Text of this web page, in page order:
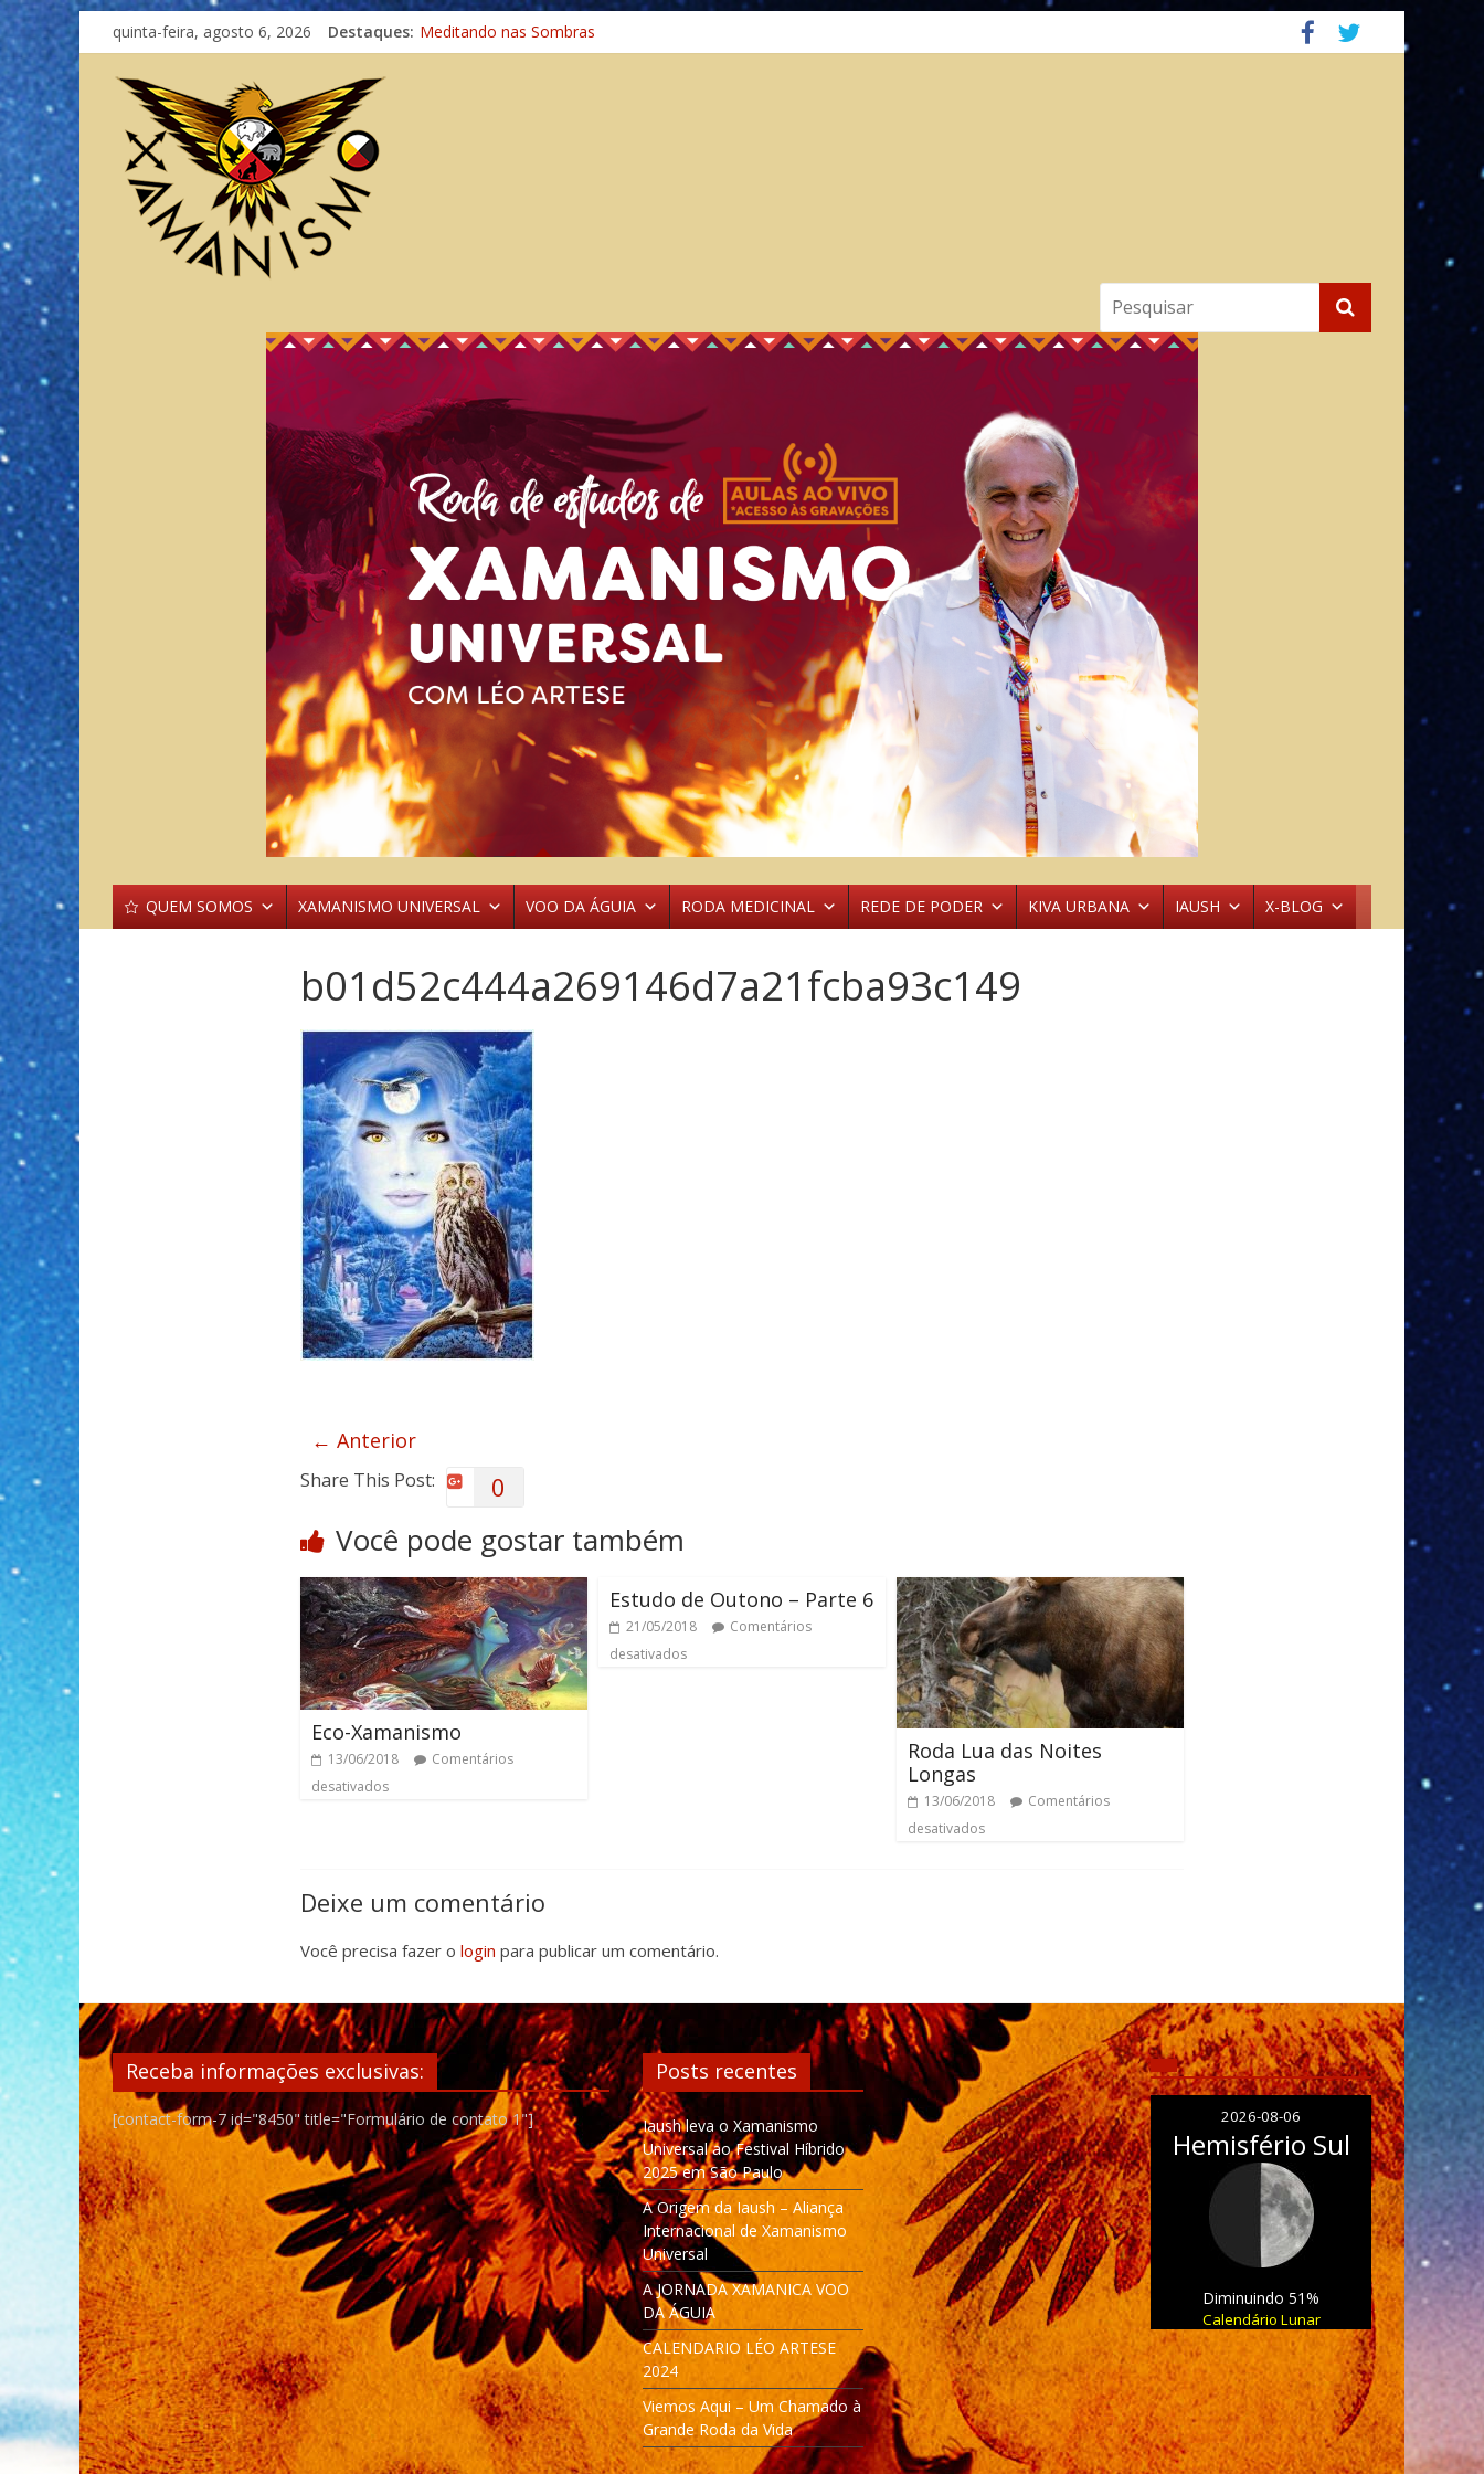
quinta-feira, agosto 6, 2026 Destaques: Meditando nas Sombras
Autosuficiência: A Jornada do Espírito Ancestral
QUEM SOMOS XAMANISMO UNIVERSAL VOO DA ÁGUIA RODA MEDICINAL REDE DE PODER KIVA URBANA IAUSH X-BLOG
b01d52c444a269146d7a21fcba93c149
← Anterior
Share This Post: 0
Você pode gostar também
Eco-Xamanismo
13/06/2018
Comentários
desativados
Estudo de Outono – Parte 6
21/05/2018
Comentários
desativados
Roda Lua das Noites
Longas
13/06/2018
Comentários
desativados
Deixe um comentário
Você precisa fazer o login para publicar um comentário.
Receba informações exclusivas:
[contact-form-7 id="8450" title="Formulário de contato 1"]
Posts recentes
Iaush leva o Xamanismo
Universal ao Festival Híbrido
2025 em São Paulo
A Origem da Iaush – Aliança
Internacional de Xamanismo
Universal
A JORNADA XAMANICA VOO
DA ÁGUIA
CALENDARIO LÉO ARTESE
2024
Viemos Aqui – Um Chamado à
Grande Roda da Vida
2026-08-06
Hemisfério Sul
Diminuindo 51%
Calendário Lunar